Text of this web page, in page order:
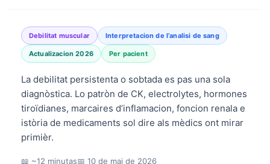
Debilitat muscular Interpretacion de l’analisi de sang
Actualizacion 2026 Per pacient
La debilitat persistenta o sobtada es pas una sola
diagnòstica. Lo patròn de CK, electrolytes, hormones
tiroïdianes, marcaires d’inflamacion, foncion renala e
istòria de medicaments sol dire als mèdics ont mirar
primièr.
📖 ~12 minutas📅 10 de mai de 2026